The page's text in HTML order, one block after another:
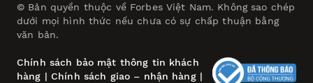
© Bản quyền thuộc về Forbes Việt Nam. Không sao chép
dưới mọi hình thức nếu chưa có sự chấp thuận bằng
văn bản.
Chính sách bảo mật thông tin khách
hàng | Chính sách giao – nhận hàng|